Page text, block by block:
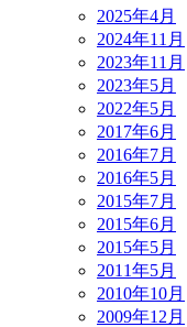
2025年4月
2024年11月
2023年11月
2023年5月
2022年5月
2017年6月
2016年7月
2016年5月
2015年7月
2015年6月
2015年5月
2011年5月
2010年10月
2009年12月